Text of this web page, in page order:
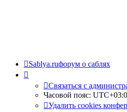
Sablya.ruфорум о саблях
Связаться с
Часовой пояс:
Удалить cookies